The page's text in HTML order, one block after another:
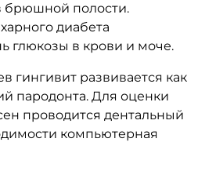
брюшной полости.
диабета
глюкозы в крови и моче.
гингивит развивается как
пародонта. Для оценки
проводится дентальный
компьютерная